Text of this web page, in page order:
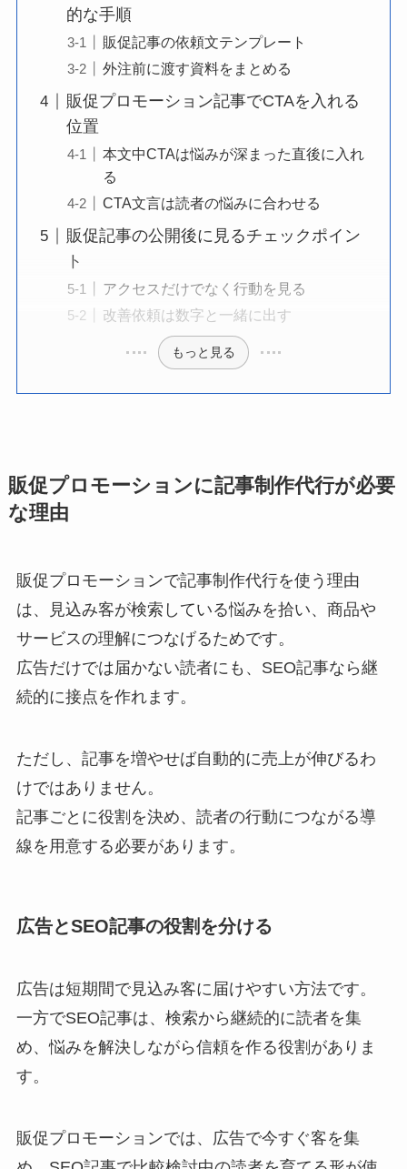
的な手順
販促記事の依頼文テンプレート
外注前に渡す資料をまとめる
販促プロモーション記事でCTAを入れる
位置
本文中CTAは悩みが深まった直後に入れ
る
CTA文言は読者の悩みに合わせる
販促記事の公開後に見るチェックポイン
ト
アクセスだけでなく行動を見る
改善依頼は数字と一緒に出す
もっと見る
販促プロモーションに記事制作代行が必要
な理由
販促プロモーションで記事制作代行を使う理由
は、見込み客が検索している悩みを拾い、商品や
サービスの理解につなげるためです。
広告だけでは届かない読者にも、SEO記事なら継
続的に接点を作れます。
ただし、記事を増やせば自動的に売上が伸びるわ
けではありません。
記事ごとに役割を決め、読者の行動につながる導
線を用意する必要があります。
広告とSEO記事の役割を分ける
広告は短期間で見込み客に届けやすい方法です。
一方でSEO記事は、検索から継続的に読者を集
め、悩みを解決しながら信頼を作る役割がありま
す。
販促プロモーションでは、広告で今すぐ客を集